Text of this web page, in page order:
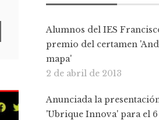
Alumnos del IES
premio del certamen
mapa'
2 de abril de 2013
Anunciada la
'Ubrique Innova' para el